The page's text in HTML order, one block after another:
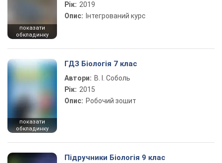
показати
обкладинку
Рік: 2019
Опис: Інтегрований курс
показати
обкладинку
ГДЗ Біологія 7 клас
Автори: В. І. Соболь
Рік: 2015
Опис: Робочий зошит
Підручники Біологія 9 клас